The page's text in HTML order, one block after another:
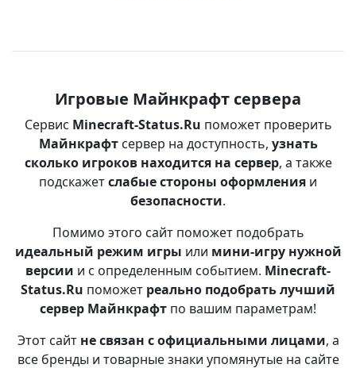
Игровые Майнкрафт сервера
Сервис Minecraft-Status.Ru поможет проверить
Майнкрафтсервер на доступность, узнать
сколько игроков находится на сервер, а также
подскажетслабые стороны оформления и
безопасности.
Помимо этого сайт поможет подобрать
идеальный режим игры или мини-игру нужной
версии и с определенным событием. Minecraft-
Status.Ru поможет реально подобрать лучший
сервер Майнкрафт по вашим параметрам!
Этот сайт не связан с официальными лицами, а
все бренды и товарные знаки упомянутые на сайте